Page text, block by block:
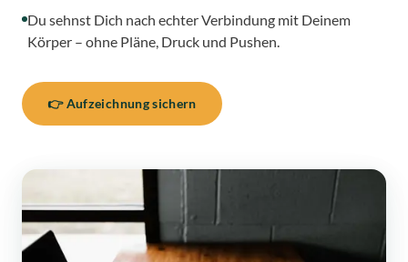
Du sehnst Dich nach echter Verbindung mit Deinem
Körper – ohne Pläne, Druck und Pushen.
👉 Aufzeichnung sichern